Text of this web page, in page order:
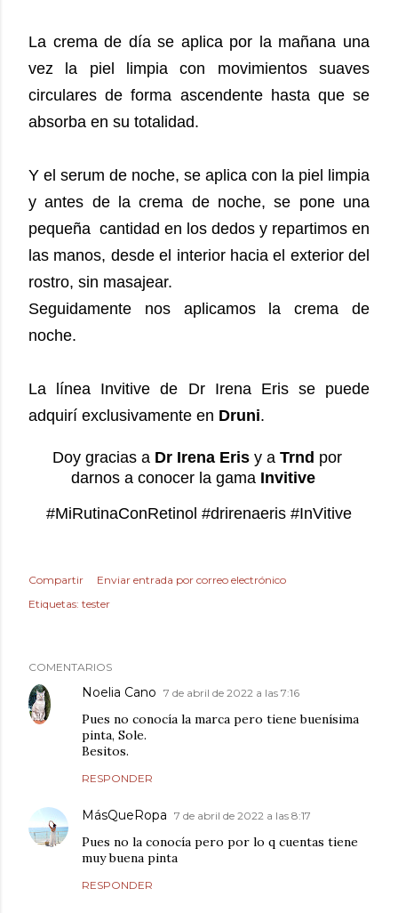
La crema de día se aplica por la mañana una
vez la piel limpia con movimientos suaves
circulares de forma ascendente hasta que se
absorba en su totalidad.
Y el serum de noche, se aplica con la piel limpia
y antes de la crema de noche, se pone una
pequeña cantidad en los dedos y repartimos en
las manos, desde el interior hacia el exterior del
rostro, sin masajear.
Seguidamente nos aplicamos la crema de
noche.
La línea Invitive de Dr Irena Eris se puede
adquirí exclusivamente en Druni.
Doy gracias a Dr Irena Eris y a Trnd por
darnos a conocer la gama Invitive
#MiRutinaConRetinol #drirenaeris #InVitive
Compartir
Enviar entrada por correo electrónico
Etiquetas: tester
COMENTARIOS
Noelia Cano 7 de abril de 2022 a las 7:16
Pues no conocía la marca pero tiene buenísima
pinta, Sole.
Besitos.
RESPONDER
MásQueRopa 7 de abril de 2022 a las 8:17
Pues no la conocía pero por lo q cuentas tiene
muy buena pinta
RESPONDER